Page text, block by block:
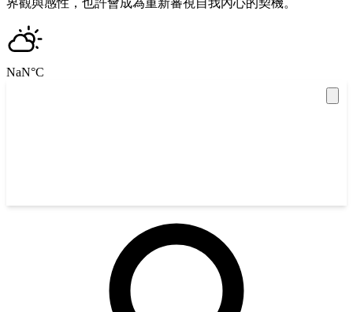
界觀與感性，也許會成為重新審視自我內心的契機。
NaN°C